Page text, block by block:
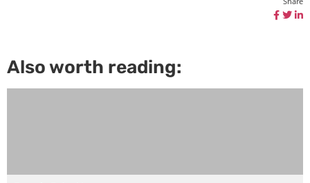
Also worth reading: